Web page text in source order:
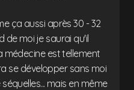
ça aussi après 30 - 32
de moi je saurai qu'il
médecine est tellement
se développer sans moi
mais en même